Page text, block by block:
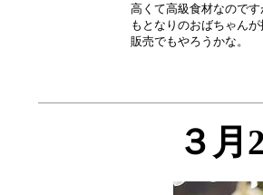
高くて高級食材なので
もとなりのおばちゃん
３月